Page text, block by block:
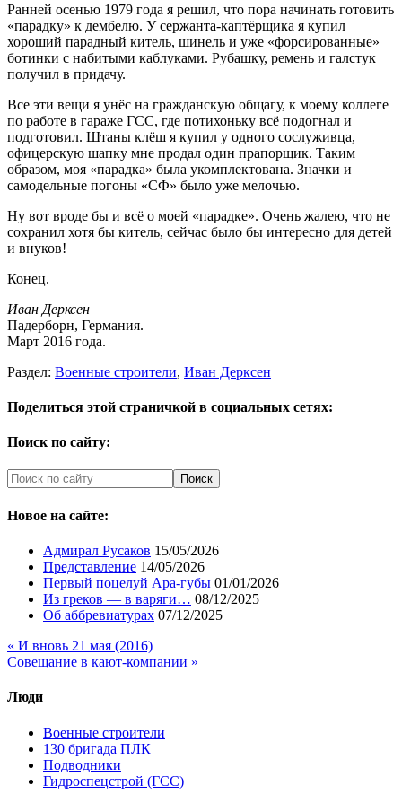
Ранней осенью 1979 года я решил, что пора начинать готовить
«парадку» к дембелю. У сержанта-каптёрщика я купил
хороший парадный китель, шинель и уже «форсированные»
ботинки с набитыми каблуками. Рубашку, ремень и галстук
получил в придачу.
Все эти вещи я унёс на гражданскую общагу, к моему коллеге
по работе в гараже ГСС, где потихоньку всё подогнал и
подготовил. Штаны клёш я купил у одного сослуживца,
офицерскую шапку мне продал один прапорщик. Таким
образом, моя «парадка» была укомплектована. Значки и
самодельные погоны «СФ» было уже мелочью.
Ну вот вроде бы и всё о моей «парадке». Очень жалею, что не
сохранил хотя бы китель, сейчас было бы интересно для детей
и внуков!
Конец.
Иван Дерксен
Падерборн, Германия.
Март 2016 года.
Раздел: Военные строители, Иван Дерксен
Поделиться этой страничкой в социальных сетях:
Поиск по сайту:
Новое на сайте:
Адмирал Русаков 15/05/2026
Представление 14/05/2026
Первый поцелуй Ара-губы 01/01/2026
Из греков — в варяги… 08/12/2025
Об аббревиатурах 07/12/2025
« И вновь 21 мая (2016)
Совещание в кают-компании »
Люди
Военные строители
130 бригада ПЛК
Подводники
Гидроспецстрой (ГСС)